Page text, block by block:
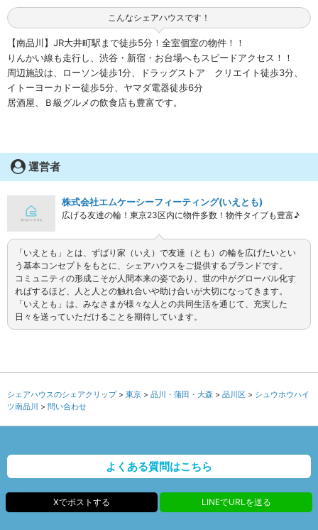
こんなシェアハウスです！
【南品川】JR大井町駅まで徒歩5分！全室個室の物件！！
りんかい線も走行し、渋谷・新宿・お台場へもスピードアクセス！！
周辺施設は、ローソン徒歩1分、ドラッグストア クリエイト徒歩3分、
イトーヨーカドー徒歩5分、ヤマダ電器徒歩6分
居酒屋、Ｂ級グルメの飲食店も豊富です。
運営者
株式会社エムケーシーフィーティング(いえとも)
広げる友達の輪！東京23区内に物件多数！物件タイプも豊富♪
「いえとも」とは、ずばり家（いえ）で友達（とも）の輪を広げたいとい
う基本コンセプトをもとに、シェアハウスをご提供するブランドです。
コミュニティの形成こそが人間本来の姿であり、世の中がグローバル化す
ればするほど、人と人との触れ合いや助け合いが大切になってきます。
「いえとも」は、みなさまが様々な人との共同生活を通じて、充実した
日々を送っていただけることを期待しています。
シェアハウスのシェアクリップ 東京 品川・蒲田・大森 品川区
シュウホウハイ
ツ南品川
問い合わせ
よくある質問はこちら
Xでポストする LINEでURLを送る